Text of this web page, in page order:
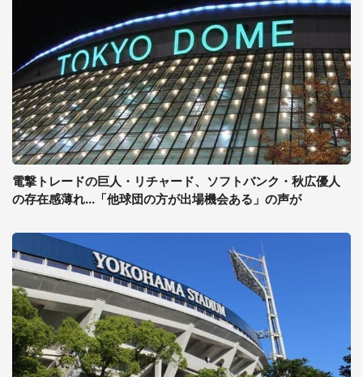
電撃トレードの巨人・リチャード、ソフトバンク・秋広優人
の存在感薄れ...「他球団の方が出場機会ある」の声が